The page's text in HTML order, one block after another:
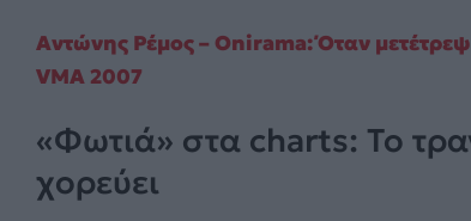
Αντώνης Ρέμος – Onirama: Όταν
VMA 2007
«Φωτιά» στα charts: Το
χορεύει